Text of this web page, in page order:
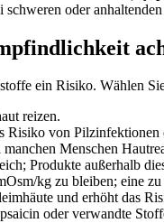
oder
ein Risiko. Wählen
reizen.
Risiko von Pilzinfektionen
Menschen
Produkte außerhalb
kg zu bleiben; eine
und erhöht das
oder verwandte